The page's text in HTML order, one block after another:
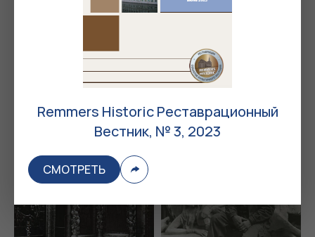
Осознанная реставрация, № 1,
Журнал «Реликвия»
Remmers Historic Реставрационный
Вестник, № 3, 2023
СМОТРЕТЬ